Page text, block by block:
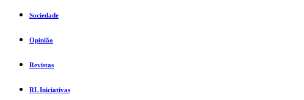
Sociedade
Opinião
Revistas
RL Iniciativas